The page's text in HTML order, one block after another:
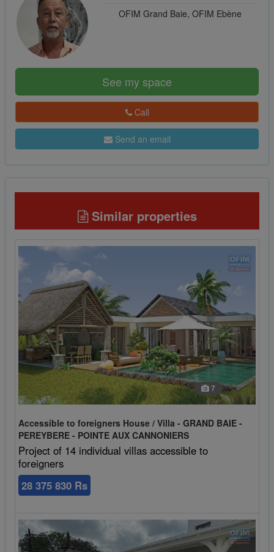
OFIM Grand Baie, OFIM Ebène
See my space
Call
Send an email
Similar properties
7
Accessible to foreigners House / Villa - GRAND BAIE -
PEREYBERE - POINTE AUX CANNONIERS
Project of 14 individual villas accessible to
foreigners
28 375 830 Rs